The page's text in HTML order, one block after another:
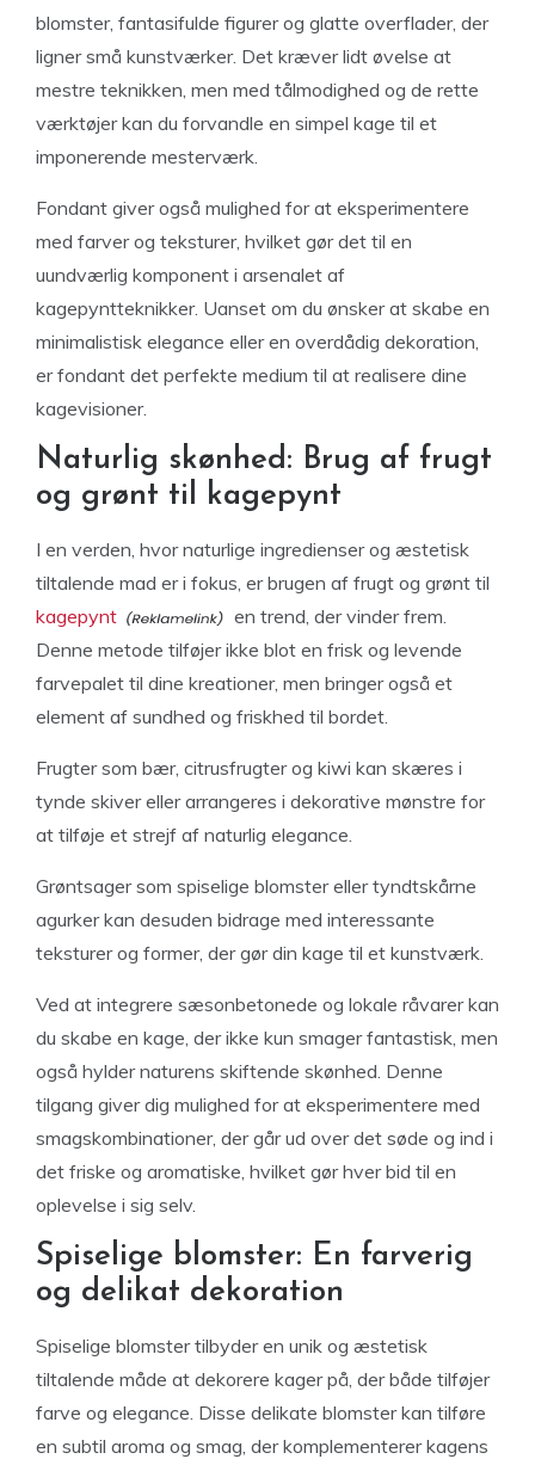
blomster, fantasifulde figurer og glatte overflader, der
ligner små kunstværker. Det kræver lidt øvelse at
mestre teknikken, men med tålmodighed og de rette
værktøjer kan du forvandle en simpel kage til et
imponerende mesterværk.
Fondant giver også mulighed for at eksperimentere
med farver og teksturer, hvilket gør det til en
uundværlig komponent i arsenalet af
kagepyntteknikker. Uanset om du ønsker at skabe en
minimalistisk elegance eller en overdådig dekoration,
er fondant det perfekte medium til at realisere dine
kagevisioner.
Naturlig skønhed: Brug af frugt
og grønt til kagepynt
I en verden, hvor naturlige ingredienser og æstetisk
tiltalende mad er i fokus, er brugen af frugt og grønt til
kagepynt
en trend, der vinder frem.
Denne metode tilføjer ikke blot en frisk og levende
farvepalet til dine kreationer, men bringer også et
element af sundhed og friskhed til bordet.
Frugter som bær, citrusfrugter og kiwi kan skæres i
tynde skiver eller arrangeres i dekorative mønstre for
at tilføje et strejf af naturlig elegance.
Grøntsager som spiselige blomster eller tyndtskårne
agurker kan desuden bidrage med interessante
teksturer og former, der gør din kage til et kunstværk.
Ved at integrere sæsonbetonede og lokale råvarer kan
du skabe en kage, der ikke kun smager fantastisk, men
også hylder naturens skiftende skønhed. Denne
tilgang giver dig mulighed for at eksperimentere med
smagskombinationer, der går ud over det søde og ind i
det friske og aromatiske, hvilket gør hver bid til en
oplevelse i sig selv.
Spiselige blomster: En farverig
og delikat dekoration
Spiselige blomster tilbyder en unik og æstetisk
tiltalende måde at dekorere kager på, der både tilføjer
farve og elegance. Disse delikate blomster kan tilføre
en subtil aroma og smag, der komplementerer kagens